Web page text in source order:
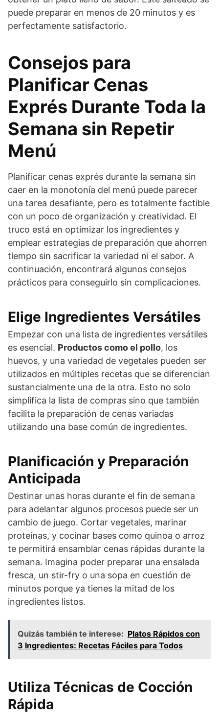
puede preparar en menos de 20 minutos y es
perfectamente satisfactorio.
Consejos para
Planificar Cenas
Exprés Durante Toda la
Semana sin Repetir
Menú
Planificar cenas exprés durante la semana sin
caer en la monotonía del menú puede parecer
una tarea desafiante, pero es totalmente factible
con un poco de organización y creatividad. El
truco está en optimizar los ingredientes y
emplear estrategias de preparación que ahorren
tiempo sin sacrificar la variedad ni el sabor. A
continuación, encontrará algunos consejos
prácticos para conseguirlo sin complicaciones.
Elige Ingredientes Versátiles
Empezar con una lista de ingredientes versátiles
es esencial. Productos como el pollo, los
huevos, y una variedad de vegetales pueden ser
utilizados en múltiples recetas que se diferencian
sustancialmente una de la otra. Esto no solo
simplifica la lista de compras sino que también
facilita la preparación de cenas variadas
utilizando una base común de ingredientes.
Planificación y Preparación
Anticipada
Destinar unas horas durante el fin de semana
para adelantar algunos procesos puede ser un
cambio de juego. Cortar vegetales, marinar
proteínas, y cocinar bases como quinoa o arroz
te permitirá ensamblar cenas rápidas durante la
semana. Imagina poder preparar una ensalada
fresca, un stir-fry o una sopa en cuestión de
minutos porque ya tienes la mitad de los
ingredientes listos.
Quizás también te interese: Platos Rápidos con
3 Ingredientes: Recetas Fáciles para Todos
Utiliza Técnicas de Cocción
Rápida